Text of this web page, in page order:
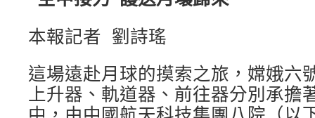
本報記者 劉詩瑤
這場遠赴月球的摸索之旅，嫦娥六
上升器、軌道器、前往器分別承擔